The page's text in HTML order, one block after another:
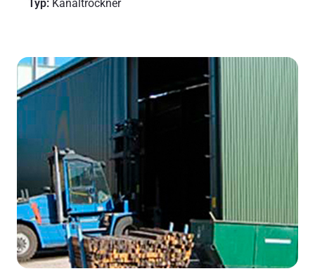
Typ: Kanaltrockner